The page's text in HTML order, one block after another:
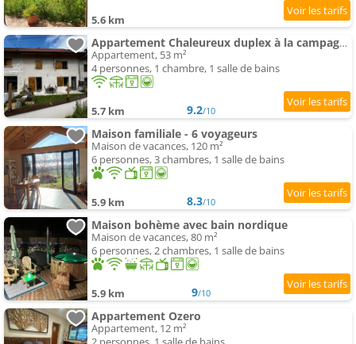
5.6 km
Appartement Chaleureux duplex à la campagne
Appartement, 53 m²
4 personnes, 1 chambre, 1 salle de bains
5.7 km 9.2/10
Maison familiale - 6 voyageurs
Maison de vacances, 120 m²
6 personnes, 3 chambres, 1 salle de bains
5.9 km 8.3/10
Maison bohème avec bain nordique
Maison de vacances, 80 m²
6 personnes, 2 chambres, 1 salle de bains
5.9 km 9/10
Appartement Ozero
Appartement, 12 m²